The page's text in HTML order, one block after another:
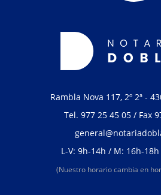
Rambla Nova 117, 2º 2ª -
Tel. 977 25 45 05/ Fax
L-V: 9h-14h / M: 16h-
(Nuestro horario cambia en